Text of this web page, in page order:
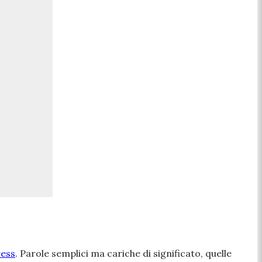
. Parole semplici ma cariche di significato, quelle